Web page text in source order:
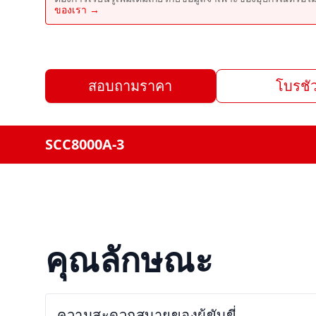
ของเรา →
สอบถามราคา โบรชั
SCC8000A-3
คุณลักษณะ